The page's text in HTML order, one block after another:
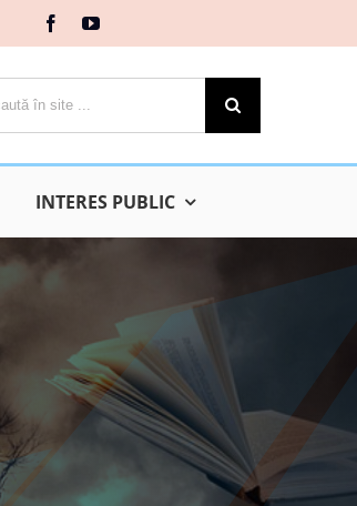
INTERES PUBLIC